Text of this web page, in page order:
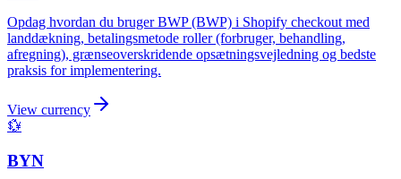
Opdag hvordan du bruger BWP (BWP) i Shopify checkout med
landdækning, betalingsmetode roller (forbruger, behandling,
afregning), grænseoverskridende opsætningsvejledning og bedste
praksis for implementering.
View currency
💱
BYN